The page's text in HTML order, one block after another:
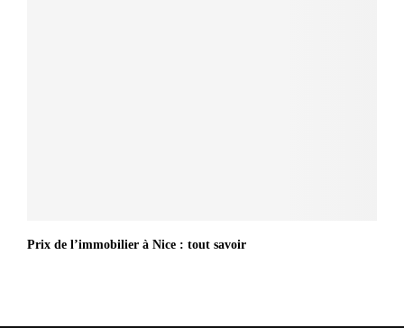
Prix de l’immobilier à Nice : tout savoir